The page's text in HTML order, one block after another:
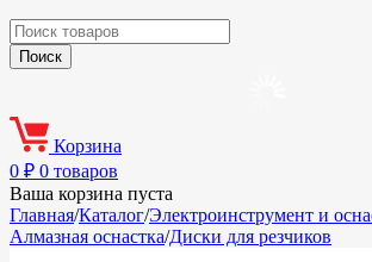
Корзина
0 ₽ 0 товаров
Ваша корзина пуста
Главная/Каталог/Электроинструмент и
Алмазная оснастка/Диски для резчиков